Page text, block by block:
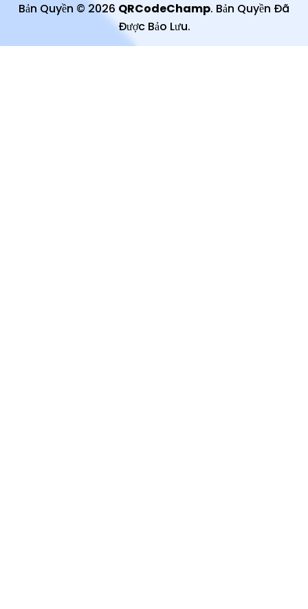
Bản Quyền © 2026 QRCodeChamp. Bản Quyền Đã
Được Bảo Lưu.